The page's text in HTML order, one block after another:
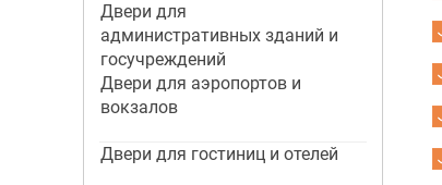
Двери для
административных зданий и
госучреждений
Двери для аэропортов и
вокзалов
Двери для гостиниц и отелей